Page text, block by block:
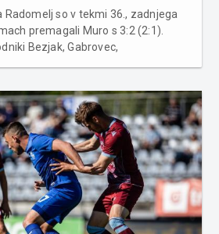
Radomelj so v tekmi 36., zadnjega
premagali Muro s 3:2 (2:1).
Bezjak, Gabrovec,